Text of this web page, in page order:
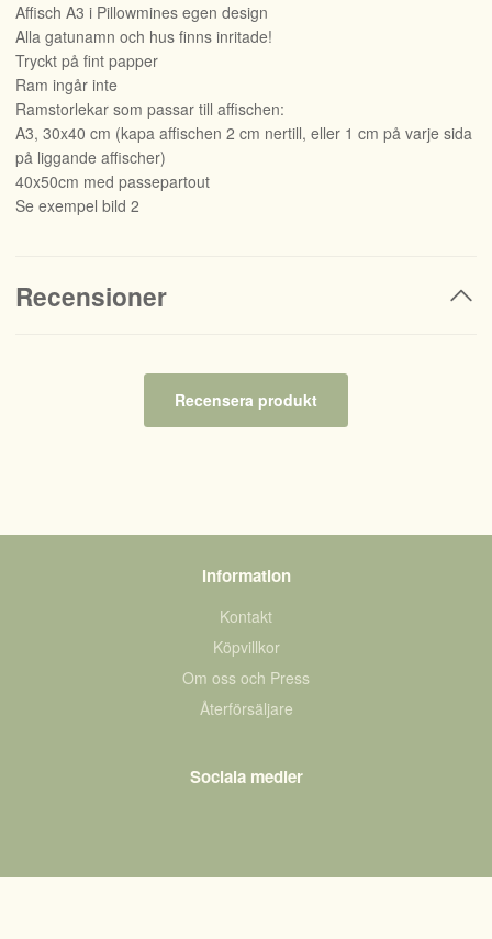
Affisch A3 i Pillowmines egen design
Alla gatunamn och hus finns inritade!
Tryckt på fint papper
Ram ingår inte
Ramstorlekar som passar till affischen:
A3, 30x40 cm (kapa affischen 2 cm nertill, eller 1 cm på varje sida
på liggande affischer)
40x50cm med passepartout
Se exempel bild 2
Recensioner
Recensera produkt
Information
Kontakt
Köpvillkor
Om oss och Press
Återförsäljare
Sociala medier